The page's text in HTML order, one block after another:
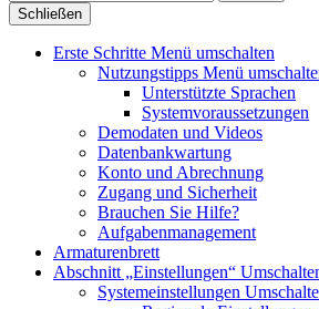
Schließen
Erste Schritte Menü umschalten
Nutzungstipps Menü
Unterstützte Sprachen
Systemvoraussetzungen
Demodaten und Videos
Datenbankwartung
Konto und Abrechnung
Zugang und Sicherheit
Brauchen Sie Hilfe?
Aufgabenmanagement
Armaturenbrett
Abschnitt „Einstellungen“
Systemeinstellungen